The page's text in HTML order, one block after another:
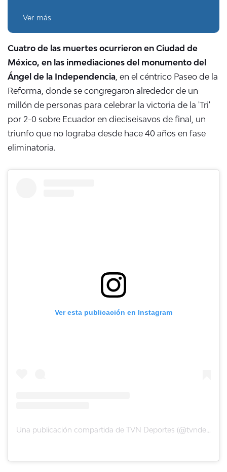
Ver más
Cuatro de las muertes ocurrieron en Ciudad de
México, en las inmediaciones del monumento del
Ángel de la Independencia, en el céntrico Paseo de la
Reforma, donde se congregaron alrededor de un
millón de personas para celebrar la victoria de la 'Tri'
por 2-0 sobre Ecuador en dieciseisavos de final, un
triunfo que no lograba desde hace 40 años en fase
eliminatoria.
Ver esta publicación en Instagram